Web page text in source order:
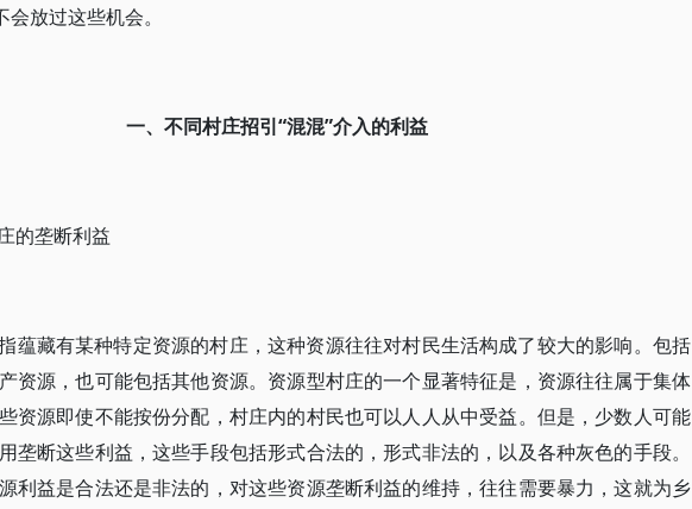
放过这些机会。
一、不同村庄招引“混混”介入的利益
的垄断利益
蕴藏有某种特定资源的村庄，这种资源往往对村民生活构成了较大的影响。包括
资源，也可能包括其他资源。资源型村庄的一个显著特征是，资源往往属于集体
资源即使不能按份分配，村庄内的村民也可以人人从中受益。但是，少数人可能
垄断这些利益，这些手段包括形式合法的，形式非法的，以及各种灰色的手段。
利益是合法还是非法的，对这些资源垄断利益的维持，往往需要暴力，这就为乡